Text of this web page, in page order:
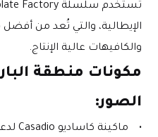
تستخدم سلسلة Chocolate Factory ماكينة قهوة
والكافيهات عالية الإنتاج.
الصور: